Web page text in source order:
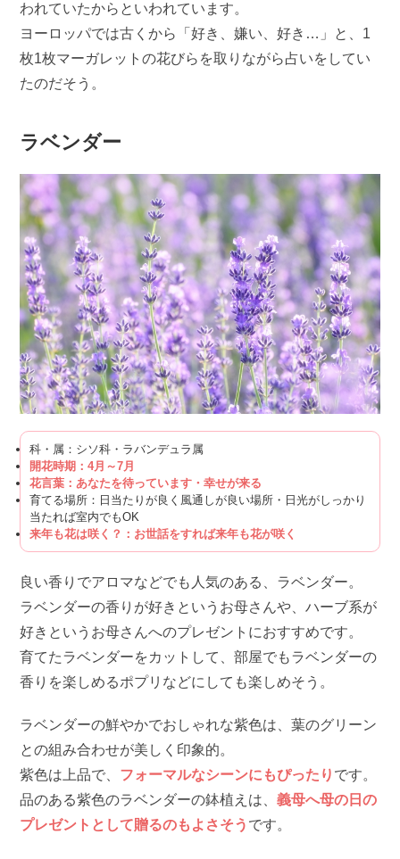
われていたからといわれています。
ヨーロッパでは古くから「好き、嫌い、好き…」と、1
枚1枚マーガレットの花びらを取りながら占いをしてい
たのだそう。
ラベンダー
科・属：シソ科・ラバンデュラ属
開花時期：4月～7月
花言葉：あなたを待っています・幸せが来る
育てる場所：日当たりが良く風通しが良い場所・日光がしっかり
当たれば室内でもOK
来年も花は咲く？：お世話をすれば来年も花が咲く
良い香りでアロマなどでも人気のある、ラベンダー。
ラベンダーの香りが好きというお母さんや、ハーブ系が
好きというお母さんへのプレゼントにおすすめです。
育てたラベンダーをカットして、部屋でもラベンダーの
香りを楽しめるポプリなどにしても楽しめそう。
ラベンダーの鮮やかでおしゃれな紫色は、葉のグリーン
との組み合わせが美しく印象的。
紫色は上品で、 フォーマルなシーンにもぴったり です。
品のある紫色のラベンダーの鉢植えは、義母へ母の日の
プレゼントとして贈るのもよさそう です。